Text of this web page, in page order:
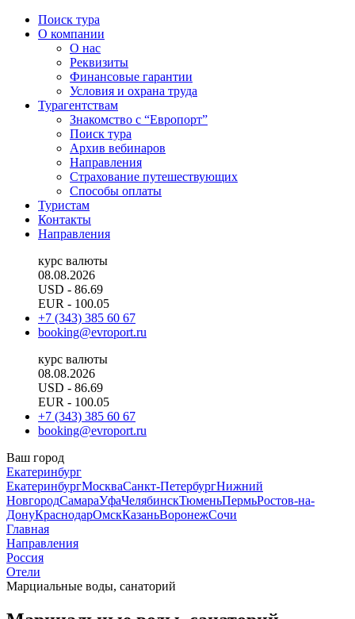
Поиск тура
О компании
О нас
Реквизиты
Финансовые гарантии
Условия и охрана труда
Турагентствам
Знакомство с “Европорт”
Поиск тура
Архив вебинаров
Направления
Страхование путешествующих
Способы оплаты
Туристам
Контакты
Направления
курс валюты
08.08.2026
USD - 86.69
EUR - 100.05
+7 (343) 385 60 67
booking@evroport.ru
курс валюты
08.08.2026
USD - 86.69
EUR - 100.05
+7 (343) 385 60 67
booking@evroport.ru
Ваш город
Екатеринбург
ЕкатеринбургМоскваСанкт-ПетербургНижний
НовгородСамараУфаЧелябинскТюменьПермьРостов-на-
ДонуКраснодарОмскКазаньВоронежСочи
Главная
Направления
Россия
Отели
Марциальные воды, санаторий